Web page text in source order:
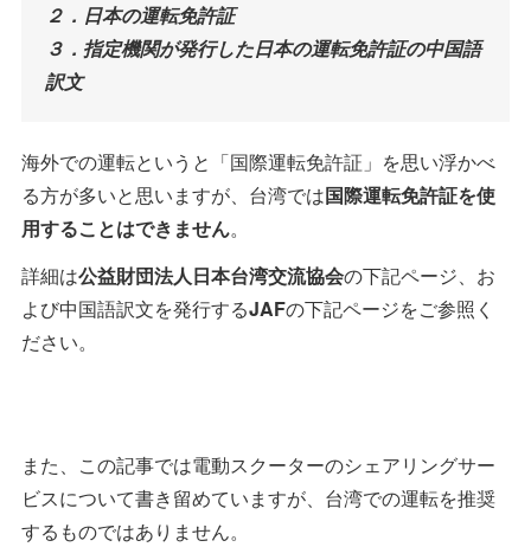
２．日本の運転免許証
３．指定機関が発行した日本の運転免許証の中国語
訳文
海外での運転というと「国際運転免許証」を思い浮かべ
る方が多いと思いますが、台湾では国際運転免許証を使
用することはできません。
詳細は公益財団法人日本台湾交流協会の下記ページ、お
よび中国語訳文を発行するJAFの下記ページをご参照く
ださい。
また、この記事では電動スクーターのシェアリングサー
ビスについて書き留めていますが、台湾での運転を推奨
するものではありません。